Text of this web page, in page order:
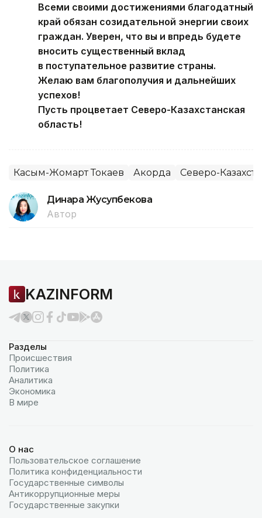
Всеми своими достижениями благодатный
край обязан созидательной энергии своих
граждан. Уверен, что вы и впредь будете
вносить существенный вклад
в поступательное развитие страны.
Желаю вам благополучия и дальнейших
успехов!
Пусть процветает Северо-Казахстанская
область!
Касым-Жомарт Токаев Акорда Северо-
Динара Жусупбекова
Автор
KAZINFORM
Разделы
Происшествия
Политика
Аналитика
Экономика
В мире
О нас
Пользовательское соглашение
Политика конфиденциальности
Государственные символы
Антикоррупционные меры
Государственные закупки